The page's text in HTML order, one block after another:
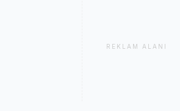
REKLAM ALANI